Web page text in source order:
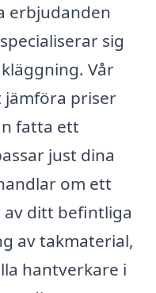
erbjudanden
sig
Vår
priser
fatta ett
just dina
om ett
ditt befintliga
av takmaterial,
hantverkare i